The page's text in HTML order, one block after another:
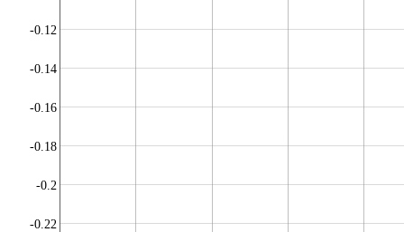
-0.22
-0.2
-0.18
-0.16
-0.14
-0.12